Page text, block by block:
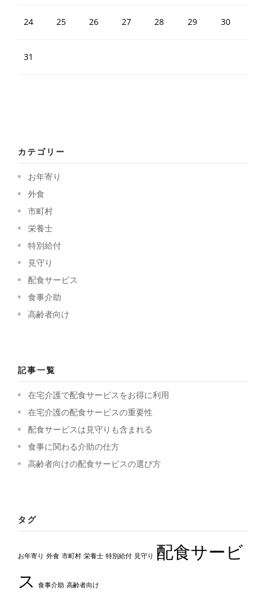
24 25 26 27 28 29 30
31
カテゴリー
お年寄り
外食
市町村
栄養士
特別給付
見守り
配食サービス
食事介助
高齢者向け
記事一覧
在宅介護で配食サービスをお得に利用
在宅介護の配食サービスの重要性
配食サービスは見守りも含まれる
食事に関わる介助の仕方
高齢者向けの配食サービスの選び方
タグ
お年寄り 外食 市町村 栄養士 特別給付 見守り 配食サービ
ス 食事介助 高齢者向け